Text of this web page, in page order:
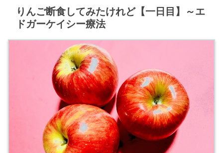
りんご断食してみたけれど【一日目】～エ
ドガーケイシー療法